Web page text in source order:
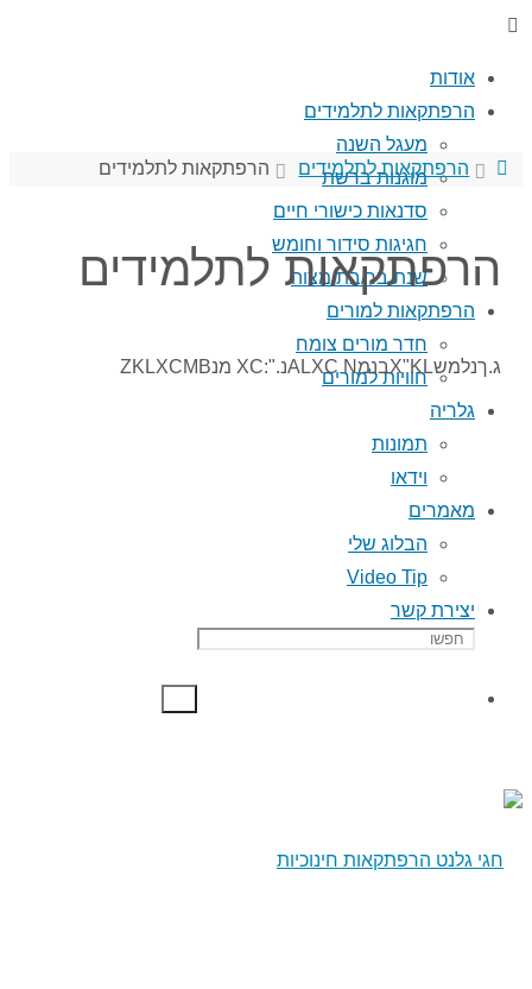
אודות
הרפתקאות לתלמידים
מעגל השנה
מוגנות ברשת
סדנאות כישורי חיים
חגיגות סידור וחומש
שנת בר/בת מצוה
הרפתקאות למורים
חדר מורים צומח
חוויות למורים
גלריה
תמונות
וידאו
מאמרים
הבלוג שלי
Video Tip
יצירת קשר
הרפתקאות לתלמידים הרפתקאות לתלמידים
הרפתקאות לתלמידים
ג.ךנלמשX"KLבנמALXC Nנ.":XC מנZKLXCMB